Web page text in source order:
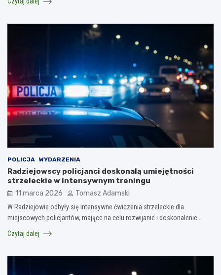
POLICJA WYDARZENIA
Radziejowscy policjanci doskonalą umiejętności
strzeleckie w intensywnym treningu
11 marca 2026 Tomasz Adamski
W Radziejowie odbyły się intensywne ćwiczenia strzeleckie dla
miejscowych policjantów, mające na celu rozwijanie i doskonalenie…
Czytaj dalej